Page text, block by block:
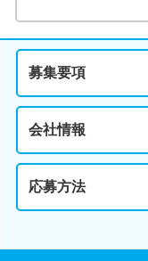
募集要項
会社情報
応募方法